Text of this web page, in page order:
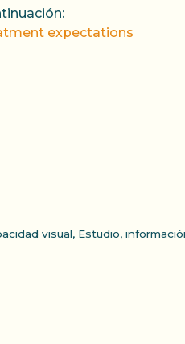
expectations
visual, Estudio,